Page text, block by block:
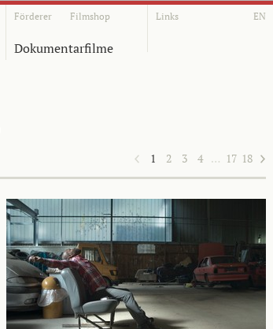
Förderer Filmshop Links EN
Dokumentarfilme
1 2 3 4 … 17 18